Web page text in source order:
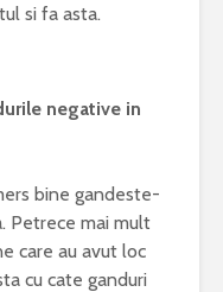
si fa asta.
negative in
bine gandeste-
Petrece mai mult
care au avut loc
cu cate ganduri